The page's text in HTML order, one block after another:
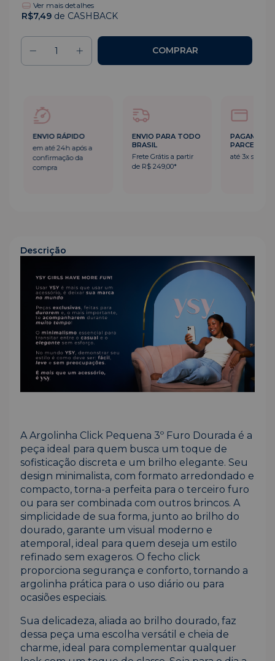
Ver mais detalhes
R$7,49 de CASHBACK
ENVIO RÁPIDO
em até 24h após a
confirmação da
compra
ENVIO PARA TODO
BRASIL
Frete Grátis a partir
de R$ 249,00*
PARCELADO
até 3x sem
Descrição
A Argolinha Click Pequena 3º Furo Dourada é a
peça ideal para quem busca um toque de
sofisticação discreta e um brilho elegante. Seu
design minimalista, com formato arredondado e
compacto, torna-a perfeita para o terceiro furo
ou para ser combinada com outros brincos. A
simplicidade de sua forma, junto ao brilho do
dourado, garante um visual moderno e
atemporal, ideal para quem deseja um estilo
refinado sem exageros. O fecho click
proporciona segurança e conforto, tornando a
argolinha prática para o uso diário ou para
ocasiões especiais.
Sua delicadeza, aliada ao brilho dourado, faz
dessa peça uma escolha versátil e cheia de
charme, ideal para complementar qualquer